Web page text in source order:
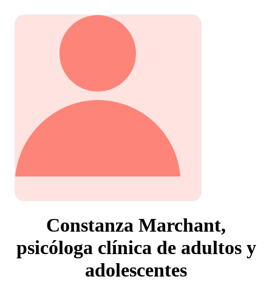
Constanza Marchant,
psicóloga clínica de adultos y
adolescentes